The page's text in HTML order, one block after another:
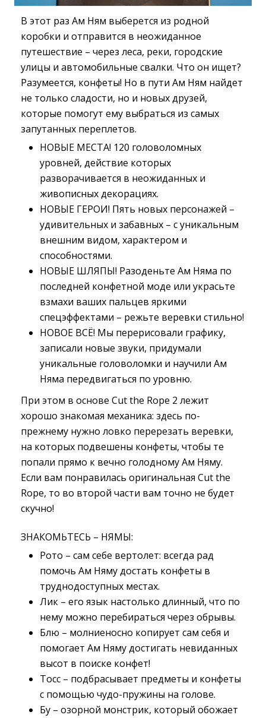
В этот раз Ам Ням выберется из родной
коробки и отправится в неожиданное
путешествие – через леса, реки, городские
улицы и автомобильные свалки. Что он ищет?
Разумеется, конфеты! Но в пути Ам Ням найдет
не только сладости, но и новых друзей,
которые помогут ему выбраться из самых
запутанных переплетов.
НОВЫЕ МЕСТА! 120 головоломных
уровней, действие которых
разворачивается в неожиданных и
живописных декорациях.
НОВЫЕ ГЕРОИ! Пять новых персонажей –
удивительных и забавных – с уникальным
внешним видом, характером и
способностями.
НОВЫЕ ШЛЯПЫ! Разоденьте Ам Няма по
последней конфетной моде или украсьте
взмахи ваших пальцев яркими
спецэффектами – режьте веревки стильно!
НОВОЕ ВСЁ! Мы перерисовали графику,
записали новые звуки, придумали
уникальные головоломки и научили Ам
Няма передвигаться по уровню.
При этом в основе Cut the Rope 2 лежит
хорошо знакомая механика: здесь по-
прежнему нужно ловко перерезать веревки,
на которых подвешены конфеты, чтобы те
попали прямо к вечно голодному Ам Няму.
Если вам понравилась оригинальная Cut the
Rope, то во второй части вам точно не будет
скучно!
ЗНАКОМЬТЕСЬ – НЯМЫ:
Рото – сам себе вертолет: всегда рад
помочь Ам Няму достать конфеты в
труднодоступных местах.
Лик – его язык настолько длинный, что по
нему можно перебираться через обрывы.
Блю – молниеносно копирует сам себя и
помогает Ам Няму достигать невиданных
высот в поиске конфет!
Тосс – подбрасывает предметы и конфеты
с помощью чудо-пружины на голове.
Бу – озорной монстрик, который обожает